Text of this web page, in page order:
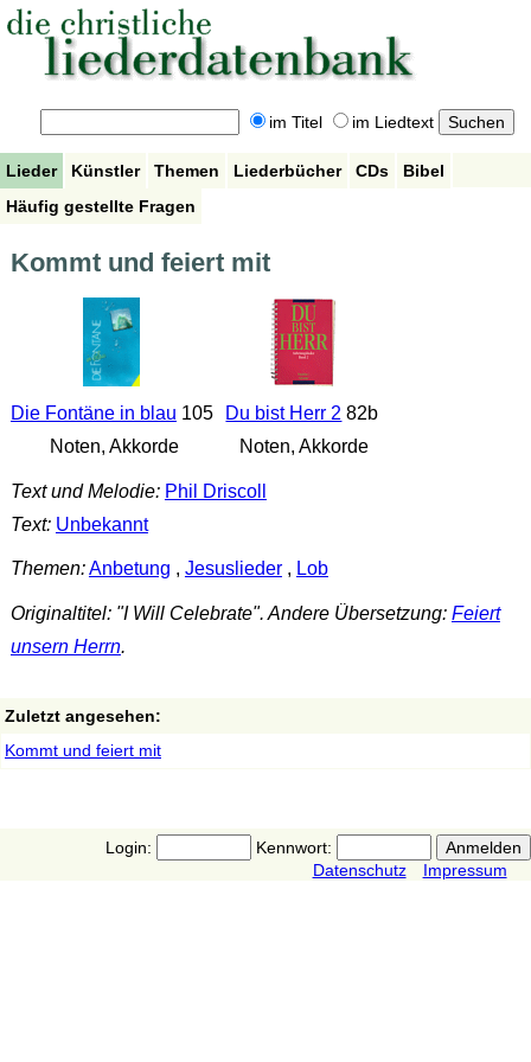
im Titel im Liedtext
Lieder Künstler Themen Liederbücher CDs
Bibel
Häufig gestellte Fragen
Kommt und feiert mit
Die Fontäne in blau 105
Noten, Akkorde
Du bist Herr 2 82b
Noten, Akkorde
Text und Melodie: Phil Driscoll
Text: Unbekannt
Themen:Anbetung , Jesuslieder, Lob
Originaltitel: "I Will Celebrate". Andere Übersetzung: Feiert
unsern Herrn.
Zuletzt angesehen:
Kommt und feiert mit
Login:
Kennwort:
Datenschutz
Impressum